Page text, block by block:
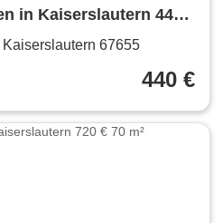
in Kaiserslautern 440
Kaiserslautern 67655
440 €